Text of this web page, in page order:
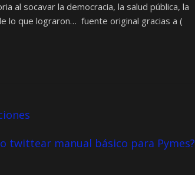
al socavar la democracia, la salud pública, la
lo que lograron… fuente original gracias a (
twittear manual básico para Pymes?